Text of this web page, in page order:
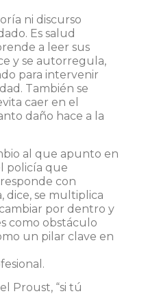
ni discurso
Es salud
a leer sus
y se autorregula,
para intervenir
También se
caer en el
daño hace a la
al que apunto en
policía que
con
dice, se multiplica
por dentro y
como obstáculo
un pilar clave en
Proust, “si tú